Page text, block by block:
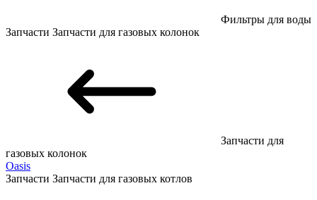
Фильтры для воды
Запчасти Запчасти для газовых колонок
Запчасти для
газовых колонок
Oasis
Запчасти Запчасти для газовых котлов